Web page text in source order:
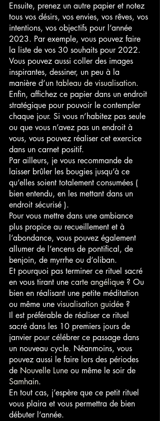
Ensuite, prenez un autre papier et notez
tous vos désirs, vos envies, vos rêves, vos
intentions, vos objectifs pour l’année
2023. Par exemple, vous pouvez faire
la liste de vos 30 souhaits pour 2022.
Vous pouvez aussi coller des images
inspirantes, dessiner, un peu à la
manière d’un tableau de visualisation.
Enfin, affichez ce papier dans un endroit
stratégique pour pouvoir le contempler
chaque jour. Si vous n’habitez pas seule
ou que vous n’avez pas un endroit à
vous, vous pouvez réaliser cet exercice
dans un carnet positif.
Par ailleurs, je vous recommande de
laisser brûler les bougies jusqu’à ce
qu’elles soient totalement consumées (
bien entendu, en les mettant dans un
endroit sécurisé ).
Pour vous mettre dans une ambiance
plus propice au recueillement et à
l’abondance, vous pouvez également
allumer de l’encens de pontifical, de
benjoin, de myrrhe ou d’oliban.
Et pourquoi pas terminer ce rituel sacré
en vous tirant une carte angélique ? Ou
bien en réalisant une petite méditation
ou même une visualisation guidée ?
Il est préférable de réaliser ce rituel
sacré dans les 10 premiers jours de
janvier pour célébrer ce passage dans
un nouveau cycle. Néanmoins, vous
pouvez aussi le faire lors des périodes
de Nouvelle Lune ou même le soir de
Samhain.
En tout cas, j’espère que ce petit rituel
vous plaira et vous permettra de bien
débuter l’année.